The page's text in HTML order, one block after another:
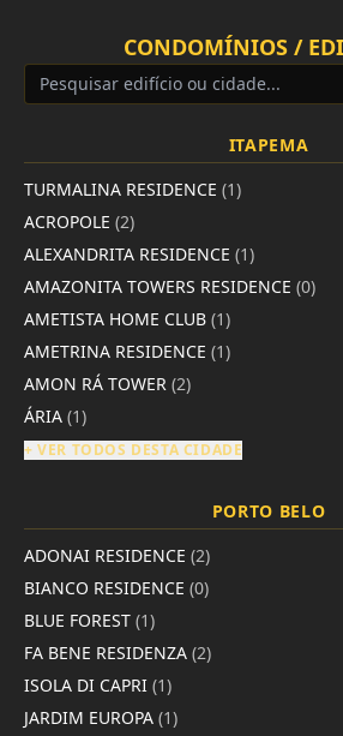
CONDOMÍNIOS /
ITAPEMA
TURMALINA RESIDENCE (1)
ACROPOLE (2)
ALEXANDRITA RESIDENCE (1)
AMAZONITA TOWERS RESIDENCE (0)
AMETISTA HOME CLUB (1)
AMETRINA RESIDENCE (1)
AMON RÁ TOWER (2)
ÁRIA (1)
+ VER TODOS DESTA CIDADE
PORTO BELO
ADONAI RESIDENCE (2)
BIANCO RESIDENCE (0)
BLUE FOREST (1)
FA BENE RESIDENZA (2)
ISOLA DI CAPRI (1)
JARDIM EUROPA (1)